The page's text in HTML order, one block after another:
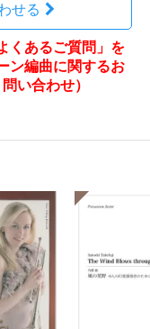
せる
くあるご質問」を
ン編曲に関するお
問い合わせ）